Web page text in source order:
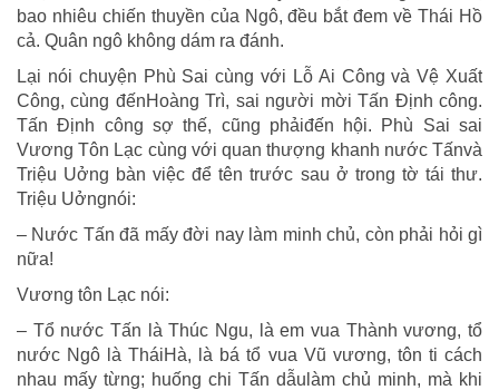
bao nhiêu chiến thuyền của Ngô, đều bắt đem về Thái Hồ
cả. Quân ngô không dám ra đánh.
Lại nói chuyện Phù Sai cùng với Lỗ Ai Công và Vệ Xuất
Công, cùng đếnHoàng Trì, sai người mời Tấn Định công.
Tấn Định công sợ thế, cũng phảiđến hội. Phù Sai sai
Vương Tôn Lạc cùng với quan thượng khanh nước Tấnvà
Triệu Uởng bàn việc để tên trước sau ở trong tờ tái thư.
Triệu Uởngnói:
– Nước Tấn đã mấy đời nay làm minh chủ, còn phải hỏi gì
nữa!
Vương tôn Lạc nói:
– Tổ nước Tấn là Thúc Ngu, là em vua Thành vương, tổ
nước Ngô là TháiHà, là bá tổ vua Vũ vương, tôn ti cách
nhau mấy từng; huống chi Tấn dẫulàm chủ minh, mà khi